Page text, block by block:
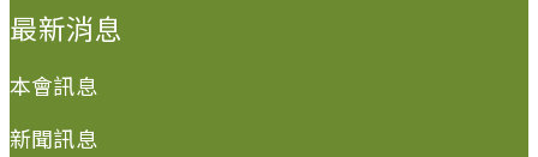
最新消息
本會訊息
新聞訊息